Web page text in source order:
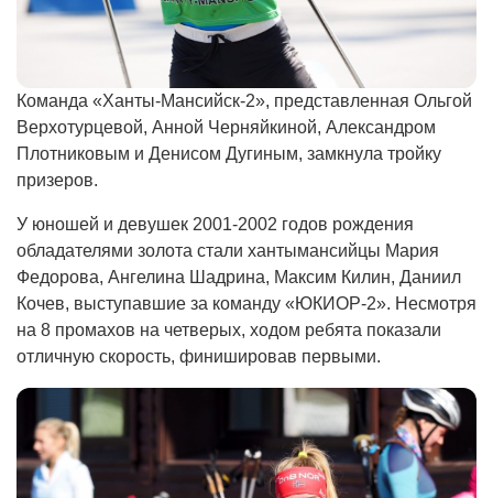
Команда «Ханты-Мансийск-2», представленная Ольгой
Верхотурцевой, Анной Черняйкиной, Александром
Плотниковым и Денисом Дугиным, замкнула тройку
призеров.
У юношей и девушек 2001-2002 годов рождения
обладателями золота стали хантымансийцы Мария
Федорова, Ангелина Шадрина, Максим Килин, Даниил
Кочев, выступавшие за команду «ЮКИОР-2». Несмотря
на 8 промахов на четверых, ходом ребята показали
отличную скорость, финишировав первыми.